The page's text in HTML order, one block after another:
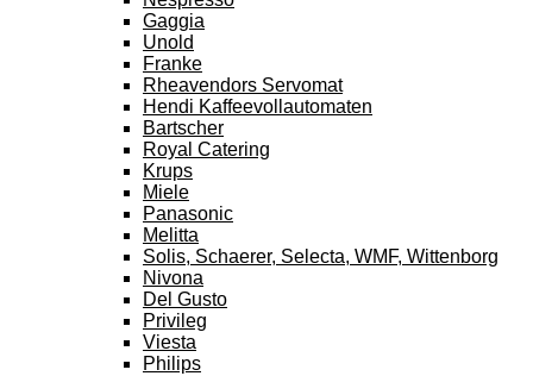
Gaggia
Unold
Franke
Rheavendors Servomat
Hendi Kaffeevollautomaten
Bartscher
Royal Catering
Krups
Miele
Panasonic
Melitta
Solis, Schaerer, Selecta, WMF, Wittenborg
Nivona
Del Gusto
Privileg
Viesta
Philips